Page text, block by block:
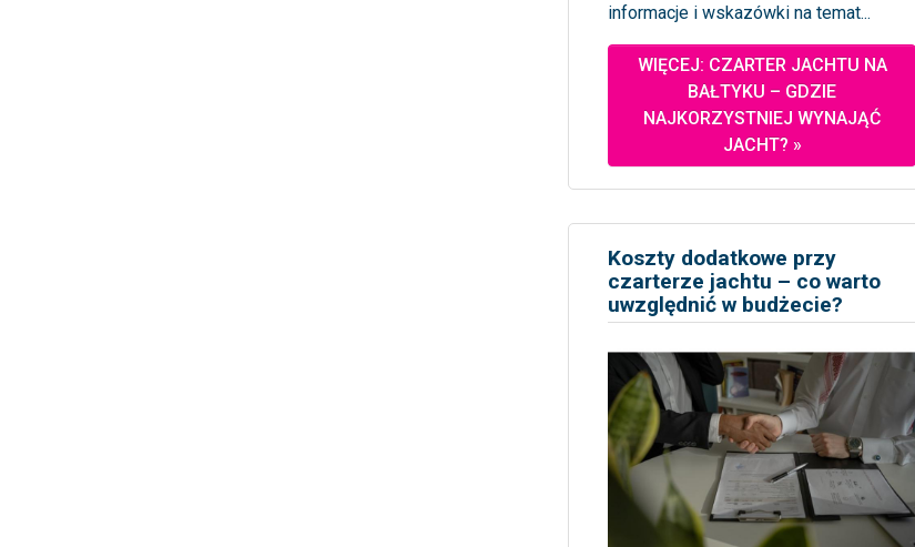
informacje i wskazówki na temat...
WIĘCEJ: CZARTER JACHTU NA
BAŁTYKU – GDZIE
NAJKORZYSTNIEJ WYNAJĄĆ
JACHT? »
Koszty dodatkowe przy
czarterze jachtu – co warto
uwzględnić w budżecie?